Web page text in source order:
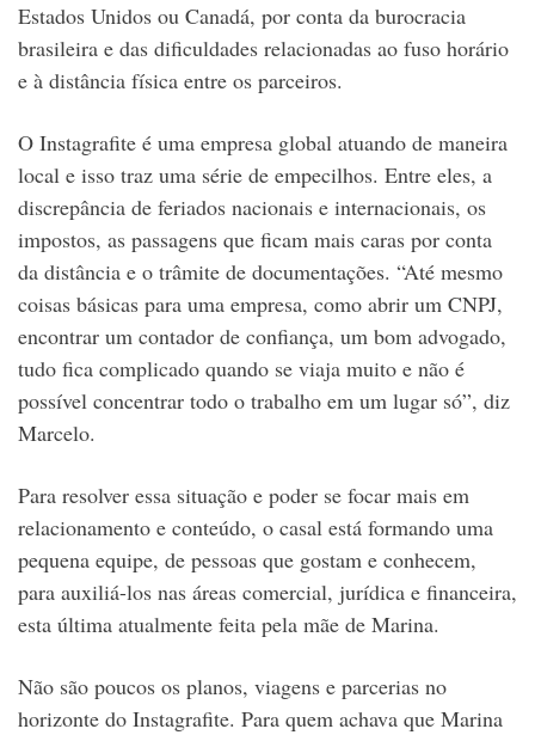
Estados Unidos ou Canadá, por conta da burocracia
brasileira e das dificuldades relacionadas ao fuso horário
e à distância física entre os parceiros.
O Instagrafite é uma empresa global atuando de maneira
local e isso traz uma série de empecilhos. Entre eles, a
discrepância de feriados nacionais e internacionais, os
impostos, as passagens que ficam mais caras por conta
da distância e o trâmite de documentações. “Até mesmo
coisas básicas para uma empresa, como abrir um CNPJ,
encontrar um contador de confiança, um bom advogado,
tudo fica complicado quando se viaja muito e não é
possível concentrar todo o trabalho em um lugar só”, diz
Marcelo.
Para resolver essa situação e poder se focar mais em
relacionamento e conteúdo, o casal está formando uma
pequena equipe, de pessoas que gostam e conhecem,
para auxiliá-los nas áreas comercial, jurídica e financeira,
esta última atualmente feita pela mãe de Marina.
Não são poucos os planos, viagens e parcerias no
horizonte do Instagrafite. Para quem achava que Marina